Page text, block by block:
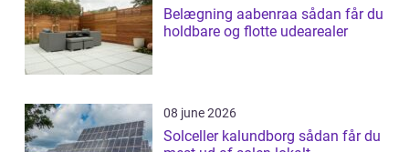
Belægning aabenraa sådan får du
holdbare og flotte udearealer
08 june 2026
Solceller kalundborg sådan får du